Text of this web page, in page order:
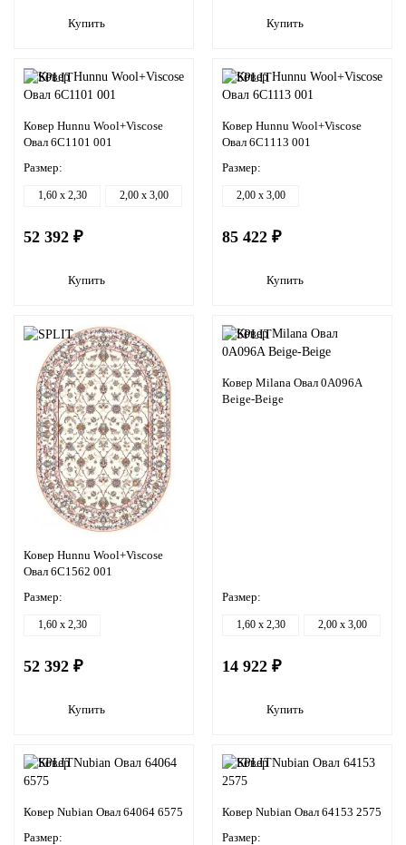
Купить Купить
Ковер Hunnu Wool+Viscose
Овал 6C1101 001
Размер:
1,60 x 2,30 2,00 x 3,00
52 392 ₽
Купить
Ковер Hunnu Wool+Viscose
Овал 6C1113 001
Размер:
2,00 x 3,00
85 422 ₽
Купить
Ковер Hunnu Wool+Viscose
Овал 6C1562 001
Размер:
1,60 x 2,30
52 392 ₽
Купить
Ковер Milana Овал 0A096A
Beige-Beige
Размер:
1,60 x 2,30 2,00 x 3,00
14 922 ₽
Купить
Ковер Nubian Овал 64064 6575
Размер:
Ковер Nubian Овал 64153 2575
Размер: